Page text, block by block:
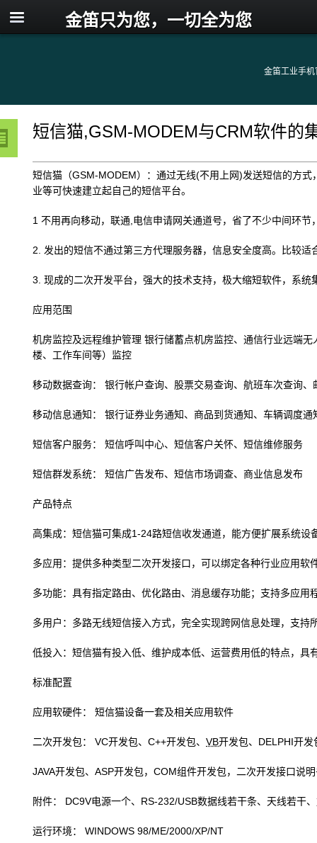
金笛工业手机
金笛只为您，一切全为您
短信猫,GSM-MODEM与CRM软件的
短信猫（GSM-MODEM）：通过无线(不用上网)发送短信的方
业等可快速建立起自己的短信平台。
1 不用再向移动，联通,电信申请网关通道号，省了不少中间环节
2. 发出的短信不通过第三方代理服务器，信息安全度高。比较
3. 现成的二次开发平台，强大的技术支持，极大缩短软件，系统
应用范围
机房监控及远程维护管理 银行储蓄点机房监控、通信行业远端
楼、工作车间等）监控
移动数据查询： 银行帐户查询、股票交易查询、航班车次查询
移动信息通知： 银行证券业务通知、商品到货通知、车辆调度
短信客户服务： 短信呼叫中心、短信客户关怀、短信维修服务
短信群发系统： 短信广告发布、短信市场调查、商业信息发布
产品特点
高集成：短信猫可集成1-24路短信收发通道，能方便扩展系统设
多应用：提供多种类型二次开发接口，可以绑定各种行业应用软
多功能：具有指定路由、优化路由、消息缓存功能；支持多应用
多用户：多路无线短信接入方式，完全实现跨网信息处理，支持
低投入：短信猫有投入低、维护成本低、运营费用低的特点，具
标准配置
应用软硬件： 短信猫设备一套及相关应用软件
二次开发包： VC开发包、C++开发包、 VB开发包、DELPHI开发
JAVA开发包、ASP开发包，COM组件开发包，二次开发接口说
附件： DC9V电源一个、RS-232/USB数据线若干条、天线若干
运行环境： WINDOWS 98/ME/2000/XP/NT